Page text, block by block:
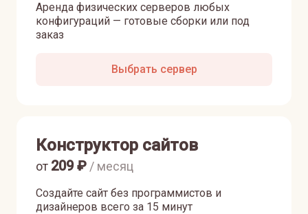
Аренда физических серверов любых
конфигураций — готовые сборки или под
заказ
Выбрать сервер
Конструктор сайтов
Создайте сайт без программистов и
дизайнеров всего за 15 минут
от 209₽ / месяц